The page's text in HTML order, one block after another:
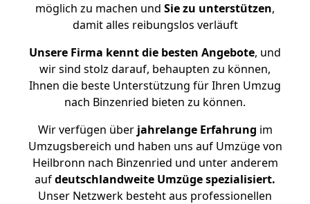
möglich zu machen und Sie zu unterstützen,
damit alles reibungslos verläuft
Unsere Firma kennt die besten Angebote, und
wir sind stolz darauf, behaupten zu können,
Ihnen die beste Unterstützung für Ihren Umzug
nach Binzenried bieten zu können.
Wir verfügen überjahrelange Erfahrung im
Umzugsbereich und haben uns auf Umzüge von
Heilbronn nach Binzenried und unter anderem
aufdeutschlandweite Umzüge spezialisiert.
Unser Netzwerk besteht aus professionellen